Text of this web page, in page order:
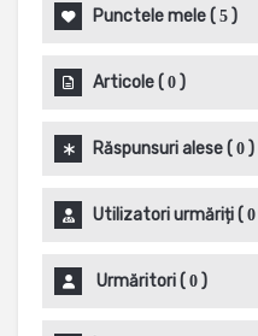
Punctele mele( 5 )
Articole( 0 )
Răspunsuri alese( 0 )
Utilizatori urmăriți( 0
Urmăritori( 0 )